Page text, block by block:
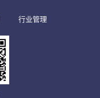
行业管理